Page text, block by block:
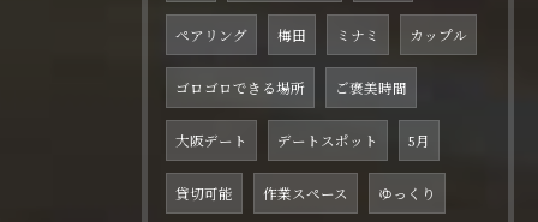
ペアリング 梅田 ミナミ カップル
ゴロゴロできる場所 ご褒美時間
大阪デート デートスポット 5月
貸切可能 作業スペース ゆっくり